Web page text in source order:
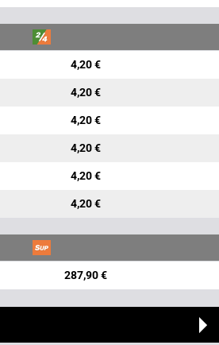
4,20 €
4,20 €
4,20 €
4,20 €
4,20 €
4,20 €
287,90 €